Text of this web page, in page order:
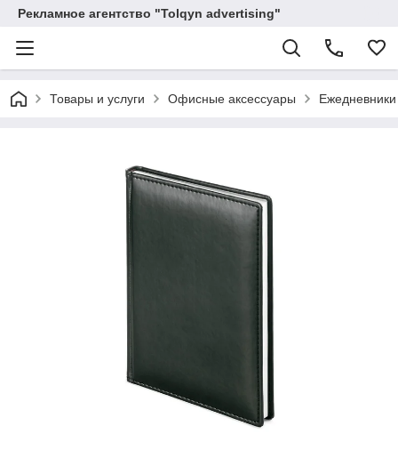
Рекламное агентство "Tolqyn advertising"
Товары и услуги Офисные аксессуары Ежедневники